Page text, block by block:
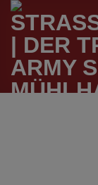
Zum
Inhalt
springen